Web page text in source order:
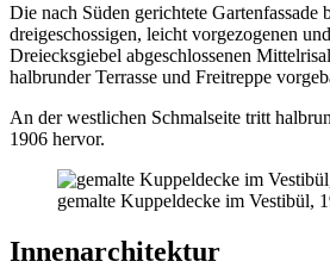
Die nach Süden gerichtete Gartenfassade
dreigeschossigen, leicht vorgezogenen
Dreiecksgiebel abgeschlossenen
halbrunder Terrasse und Freitreppe
An der westlichen Schmalseite tritt
1906 hervor.
gemalte Kuppeldecke im Vestibül,
Innenarchitektur